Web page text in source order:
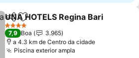
PartilharAdicionar aos favoritos
UNA HOTELS Regina Bari
4 Estrelas
7,9 Boa
3.965
a 4.3 km de Centro da cidade
Piscina exterior ampla